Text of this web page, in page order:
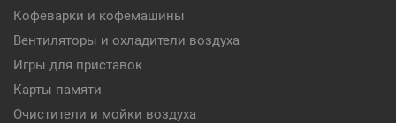
Кофеварки и кофемашины
Вентиляторы и охладители воздуха
Игры для приставок
Карты памяти
Очистители и мойки воздуха